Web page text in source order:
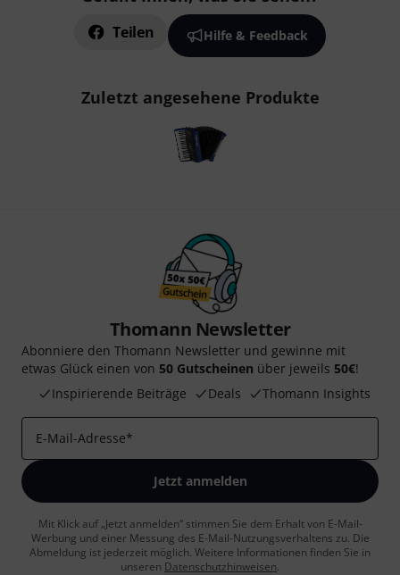
Teilen Hilfe & Feedback
Zuletzt angesehene Produkte
Thomann Newsletter
Abonniere den Thomann Newsletter und gewinne mit
etwas Glück einen von 50 Gutscheinen über jeweils 50€!
Inspirierende Beiträge
Deals Thomann Insights
E-Mail-Adresse*
Jetzt anmelden
Mit Klick auf „Jetzt anmelden“ stimmen Sie dem Erhalt von E-Mail-
Werbung und einer Messung des E-Mail-Nutzungsverhaltens zu. Die
Abmeldung ist jederzeit möglich. Weitere Informationen finden Sie in
unseren Datenschutzhinweisen.